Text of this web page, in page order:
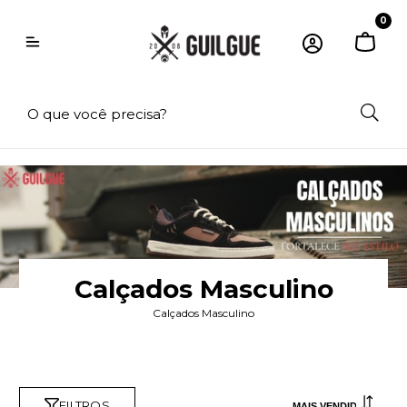
0
Calçados Masculino
Calçados Masculino